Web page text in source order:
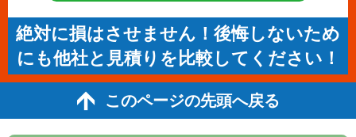
絶対に損はさせません！後悔しないため
にも他社と見積りを比較してください！
このページの先頭へ戻る